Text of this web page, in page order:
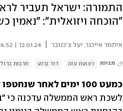
התמורה: ישראל תעביר
"הוכחה ויזואלית": "נאמין
איתמר אייכנר, יעל צ'כנובר 12.01.24 | 16:52
תגיות רצועת עזה דוד ברנע חרבות ברזל
כמעט 100 ימים לאחר שנחטפו לעזה - החטופים סוף סוף יקבלו תרופות להן הם זקוקים: